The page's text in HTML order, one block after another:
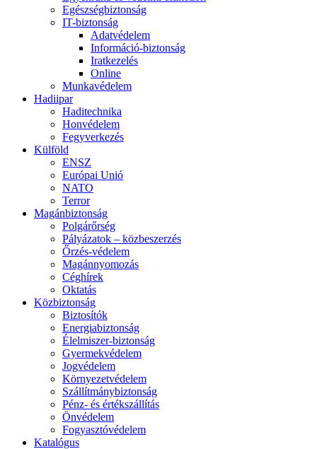
Egészségbiztonság
IT-biztonság
Adatvédelem
Információ-biztonság
Iratkezelés
Online
Munkavédelem
Hadiipar
Haditechnika
Honvédelem
Fegyverkezés
Külföld
ENSZ
Európai Unió
NATO
Terror
Magánbiztonság
Polgárőrség
Pályázatok – közbeszerzés
Őrzés-védelem
Magánnyomozás
Céghírek
Oktatás
Közbiztonság
Biztosítók
Energiabiztonság
Élelmiszer-biztonság
Gyermekvédelem
Jogvédelem
Környezetvédelem
Szállítmánybiztonság
Pénz- és értékszállítás
Önvédelem
Fogyasztóvédelem
Katalógus